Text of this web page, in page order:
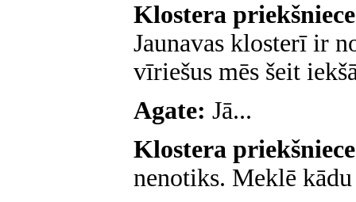
Klostera
Jaunavas klosterī ir
vīriešus mēs šeit
Agate: Jā...
Klostera
nenotiks. Meklē